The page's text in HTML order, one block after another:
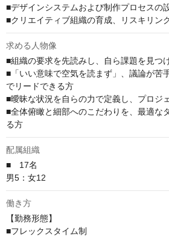
■デザインシステムおよび制作プロセスの
■クリエイティブ組織の育成、リスキリン
求める人物像
■組織の要求を先読みし、自ら課題を見つ
■「いい意味で空気を読まず」、議論が苦
でリードできる方
■曖昧な状況を自らの力で定義し、プロジ
■全体俯瞰と細部へのこだわりを、最適な
る方
配属組織
■　17名
男5：女12
働き方
【勤務形態】
■フレックスタイム制